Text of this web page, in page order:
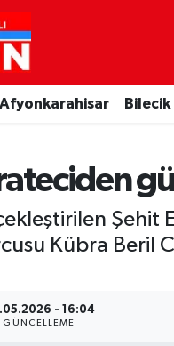
Afyonkarahisar Bilecik
Şehit
Kübra Beril
- 16:04
GÜNCELLEME